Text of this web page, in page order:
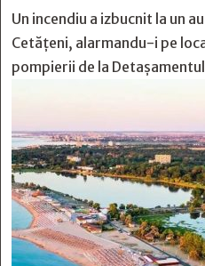
Un incendiu a izbucnit la un
Cetățeni, alarmandu-i pe
pompierii de la